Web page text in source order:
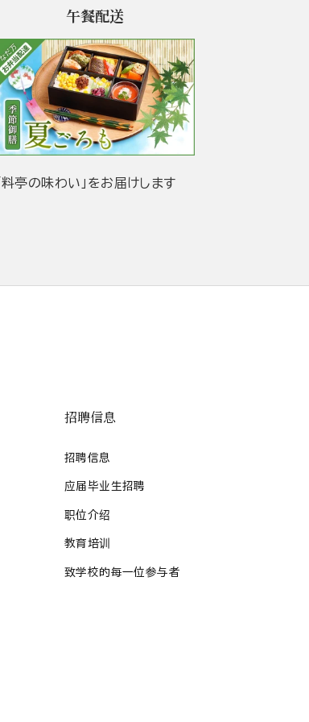
午餐配送
「料亭の味わい」をお届けします
招聘信息
招聘信息
应届毕业生招聘
职位介绍
教育培训
致学校的每一位参与者